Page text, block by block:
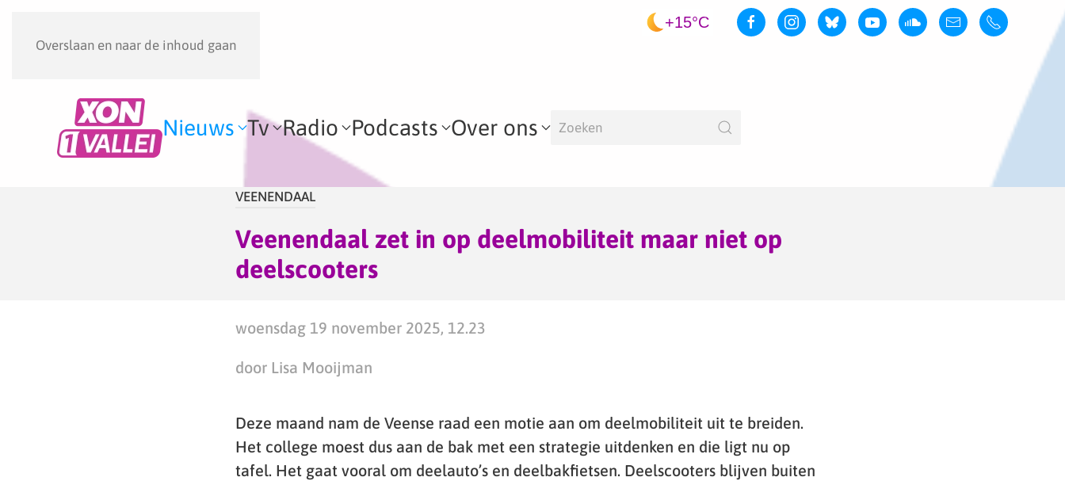
Overslaan en naar de inhoud gaan
+15°C
Nieuws Tv Radio Podcasts Over ons
VEENENDAAL
Veenendaal zet in op deelmobiliteit maar niet op
deelscooters
woensdag 19 november 2025, 12.23
door Lisa Mooijman
Deze maand nam de Veense raad een motie aan om deelmobiliteit uit te breiden.
Het college moest dus aan de bak met een strategie uitdenken en die ligt nu op
tafel. Het gaat vooral om deelauto’s en deelbakfietsen. Deelscooters blijven buiten